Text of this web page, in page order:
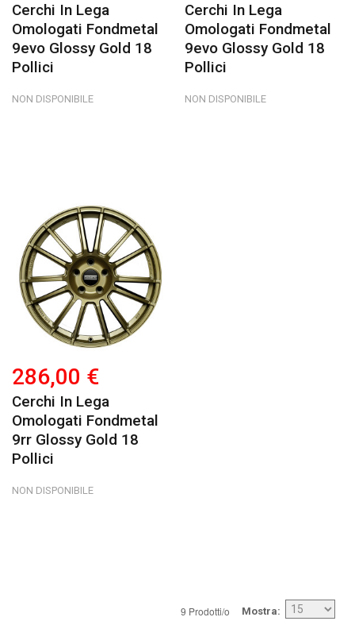
Cerchi In Lega
Omologati Fondmetal
9evo Glossy Gold 18
Pollici
NON DISPONIBILE
Cerchi In Lega
Omologati Fondmetal
9evo Glossy Gold 18
Pollici
NON DISPONIBILE
286,00 €
Cerchi In Lega
Omologati Fondmetal
9rr Glossy Gold 18
Pollici
NON DISPONIBILE
9 Prodotti/o Mostra